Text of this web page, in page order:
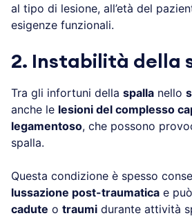
al tipo di lesione, all’età del
esigenze funzionali.
2. Instabilità della
Tra gli infortuni della spalla nello
anche le lesioni del complesso
legamentoso, che possono
spalla.
Questa condizione è spesso
lussazione post-traumatica e
cadute o traumi durante attività